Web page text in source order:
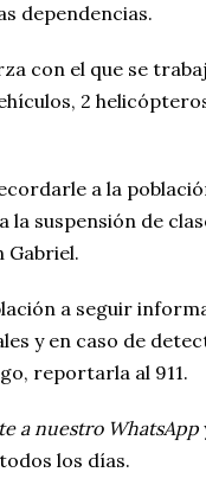
dependencias.
con el que se
2
a la
la suspensión de
Gabriel.
a seguir
y en caso de
reportarla al 911.
a nuestro WhatsApp
los días.